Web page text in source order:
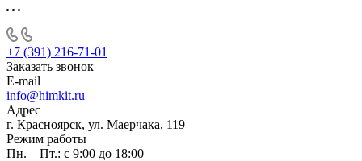
+7 (391) 216-71-01
Заказать звонок
E-mail
info@himkit.ru
Адрес
г. Красноярск, ул. Маерчака, 119
Режим работы
Пн. – Пт.: с 9:00 до 18:00